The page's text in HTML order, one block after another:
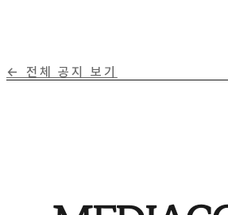
← 전체 공지 보기